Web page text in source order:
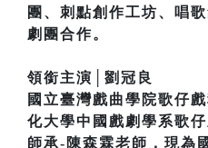
團、刺點創作工坊、唱
劇團合作。
領銜主演│劉冠良
國立臺灣戲曲學院歌仔
化大學中國戲劇學系歌
師承-陳森霖老師，現為